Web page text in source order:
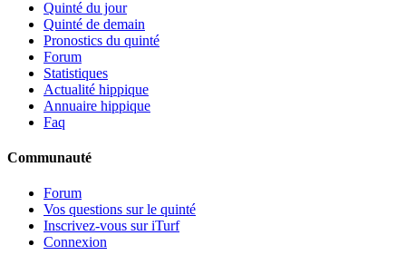
Quinté du jour
Quinté de demain
Pronostics du quinté
Forum
Statistiques
Actualité hippique
Annuaire hippique
Faq
Communauté
Forum
Vos questions sur le quinté
Inscrivez-vous sur iTurf
Connexion